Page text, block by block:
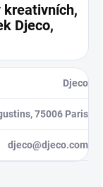
kreativních,
Djeco,
Djeco
75006 Paris
djeco@djeco.com